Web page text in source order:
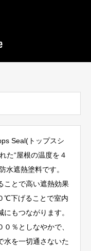
Seal(トップスシ
た“屋根の温度を４
水遮熱塗料です。
ことで高い遮熱効果
℃下げることで室内
もつながります。
％としなやかで、
水を一切通さないた